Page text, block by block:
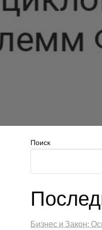
Поиск
Бизнес и Закон: